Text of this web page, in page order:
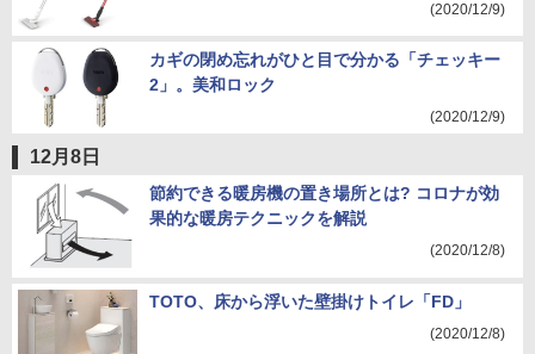
(2020/12/9)
カギの閉め忘れがひと目で分かる「チェッキー
2」。美和ロック
(2020/12/9)
12月8日
節約できる暖房機の置き場所とは? コロナが効
果的な暖房テクニックを解説
(2020/12/8)
TOTO、床から浮いた壁掛けトイレ「FD」
(2020/12/8)